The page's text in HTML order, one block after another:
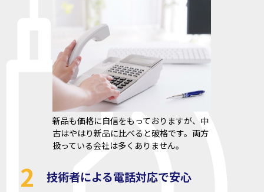
新品も価格に自信をもっておりますが、中
古はやはり新品に比べると破格です。両方
扱っている会社は多くありません。
2 技術者による電話対応で安心